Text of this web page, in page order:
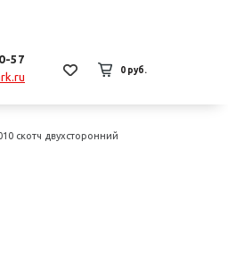
57
0 руб.
скотч двухсторонний